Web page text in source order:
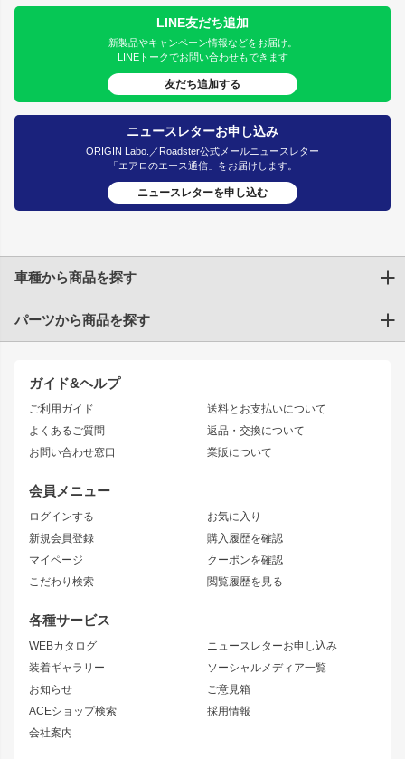
LINE友だち追加
新製品やキャンペーン情報などをお届け。
LINEトークでお問い合わせもできます
友だち追加する
ニュースレターお申し込み
ORIGIN Labo.／Roadster公式メールニュースレター
「エアロのエース通信」をお届けします。
ニュースレターを申し込む
ガイド&ヘルプ
ご利用ガイド
よくあるご質問
お問い合わせ窓口
送料とお支払いについて
返品・交換について
業販について
会員メニュー
ログインする
新規会員登録
マイページ
こだわり検索
お気に入り
購入履歴を確認
クーポンを確認
閲覧履歴を見る
各種サービス
WEBカタログ
装着ギャラリー
お知らせ
ACEショップ検索
会社案内
ニュースレターお申し込み
ソーシャルメディア一覧
ご意見箱
採用情報
車種から商品を探す
トヨタ
JZX90 CHASER
JZX110 MARK II
JZX100 MARK II
JZX90 MARK II
トレノ
マークX
アリスト
ソアラ
アルテッツァ
ニッサン
S15 シルビア
S14 シルビア 後期
S13 シルビア
180SX
シルエイティ
ワンビア
ローレル
セフィーロ
キャラバン
スズキ
パーツから商品を探す
エアロシリーズ
ドリフトライン
風神
雷神
レーシングライン
アタックライン
ストリームライン
リアウイング
ジムニーパーツ
ホイール
MUD-S7
MUD-SR7
まつど家 鉄漢